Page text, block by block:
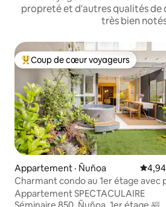
propreté et d'autres qualités de
très bien
Coup de cœur voyageurs parmi les
Coup de cœur voyageurs
Appartement · Ñuñoa Note
Charmant condo au 1er étage avec
et bain à remous.
Appartement SPECTACULAIRE